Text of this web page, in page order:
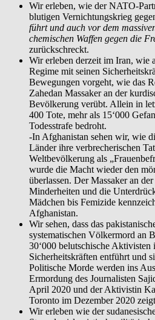
Wir erleben, wie der NATO-
blutigen Vernichtungskrieg
führt und auch vor dem
chemischen Waffen gegen die
zurückschreckt.
Wir erleben derzeit im Iran, wie
Regime mit seinen
Bewegungen vorgeht, wie das
Zahedan Massaker an der
Bevölkerung verübt. Allein in
400 Tote, mehr als 15‘000
Todesstrafe bedroht.
-In Afghanistan sehen wir, wie
Länder ihre verbrecherischen
Weltbevölkerung als
wurde die Macht wieder den
überlassen. Der Massaker an
Minderheiten und die
Mädchen bis Femizide
Afghanistan.
Wir sehen, dass das
systematischen Völkermord an
30‘000 belutschische
Sicherheitskräften entführt und
Politische Morde werden ins
Ermordung des Journalisten
April 2020 und der Aktivistin
Toronto im Dezember 2020
Wir erleben wie der